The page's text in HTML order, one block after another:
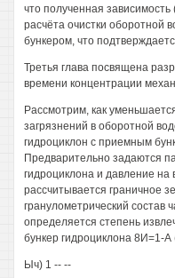
что полученная
расчёта очистки оборотной
бункером, что
Третья глава посвящена
времени концентрации
Рассмотрим, как
загрязнений в оборотной
гидроциклон с приемным
Предварительно задаются
гидроциклона и давление
рассчитывается граничное
гранулометрический состав
определяется степень
бункер гидроциклона 8И=1-А
Ыч) 1 -- --